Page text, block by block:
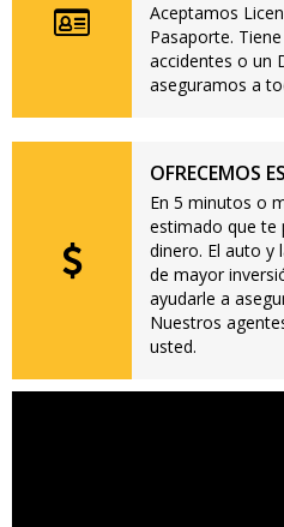
Aceptamos
Pasaporte.
accidentes o un
aseguramos a
OFRECEMOS
En 5 minutos o
estimado que te
dinero. El auto y
de mayor
ayudarle a
Nuestros
usted.